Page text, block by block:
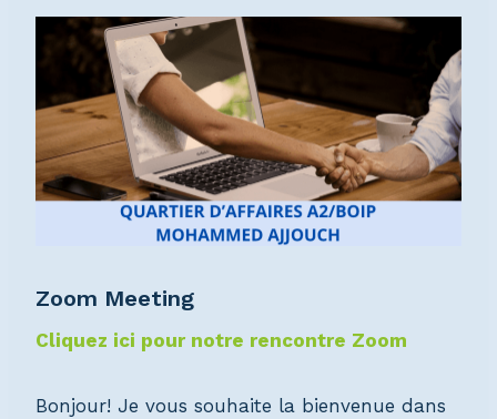
Zoom Meeting
Cliquez ici pour notre rencontre Zoom
Bonjour! Je vous souhaite la bienvenue dans